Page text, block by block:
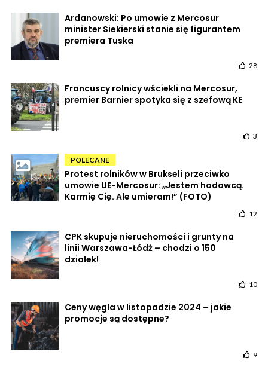
Ardanowski: Po umowie z Mercosur
minister Siekierski stanie się figurantem
premiera Tuska
28
Francuscy rolnicy wściekli na Mercosur,
premier Barnier spotyka się z szefową KE
3
POLECANE
Protest rolników w Brukseli przeciwko
umowie UE-Mercosur: „Jestem hodowcą.
Karmię Cię. Ale umieram!” (FOTO)
12
CPK skupuje nieruchomości i grunty na
linii Warszawa-Łódź – chodzi o 150
działek!
10
Ceny węgla w listopadzie 2024 – jakie
promocje są dostępne?
9